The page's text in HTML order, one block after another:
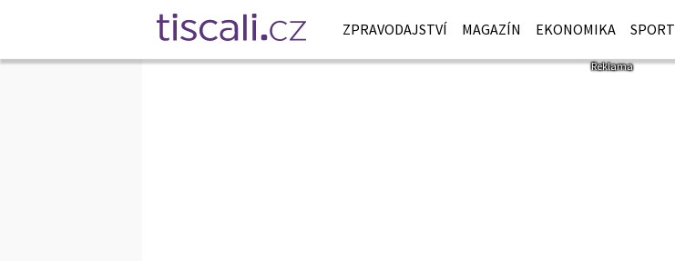
ZPRAVODAJSTVÍ MAGAZÍN EKONOMIKA SPORT